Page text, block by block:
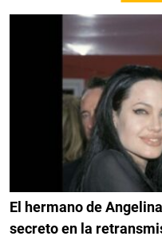
El hermano de
secreto en la